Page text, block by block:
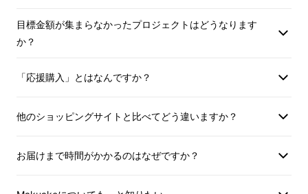
目標金額が集まらなかったプロジェクトはどうなります
か？
「応援購入」とはなんですか？
他のショッピングサイトと比べてどう違いますか？
お届けまで時間がかかるのはなぜですか？